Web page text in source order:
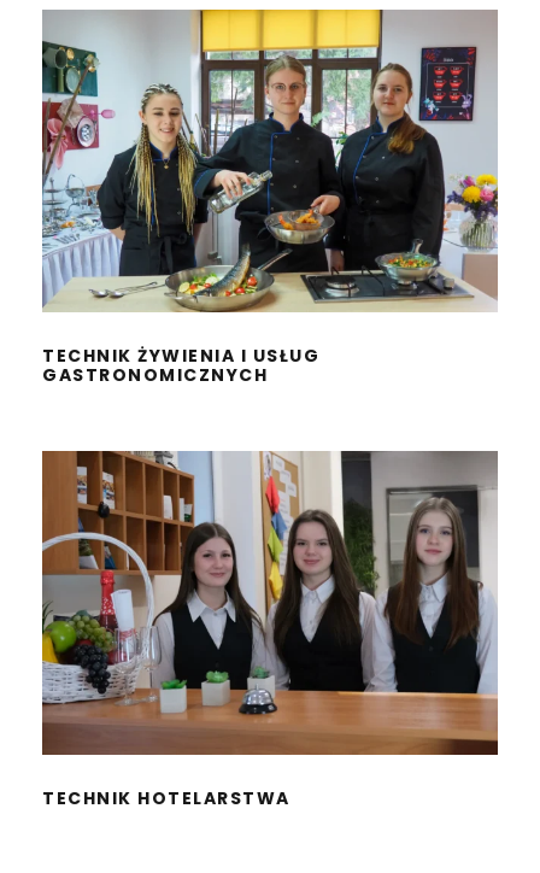
TECHNIK ŻYWIENIA I USŁUG
GASTRONOMICZNYCH
TECHNIK ŻYWIENIA I USŁUG
GASTRONOMICZNYCH
TECHNIK HOTELARSTWA
TECHNIK HOTELARSTWA